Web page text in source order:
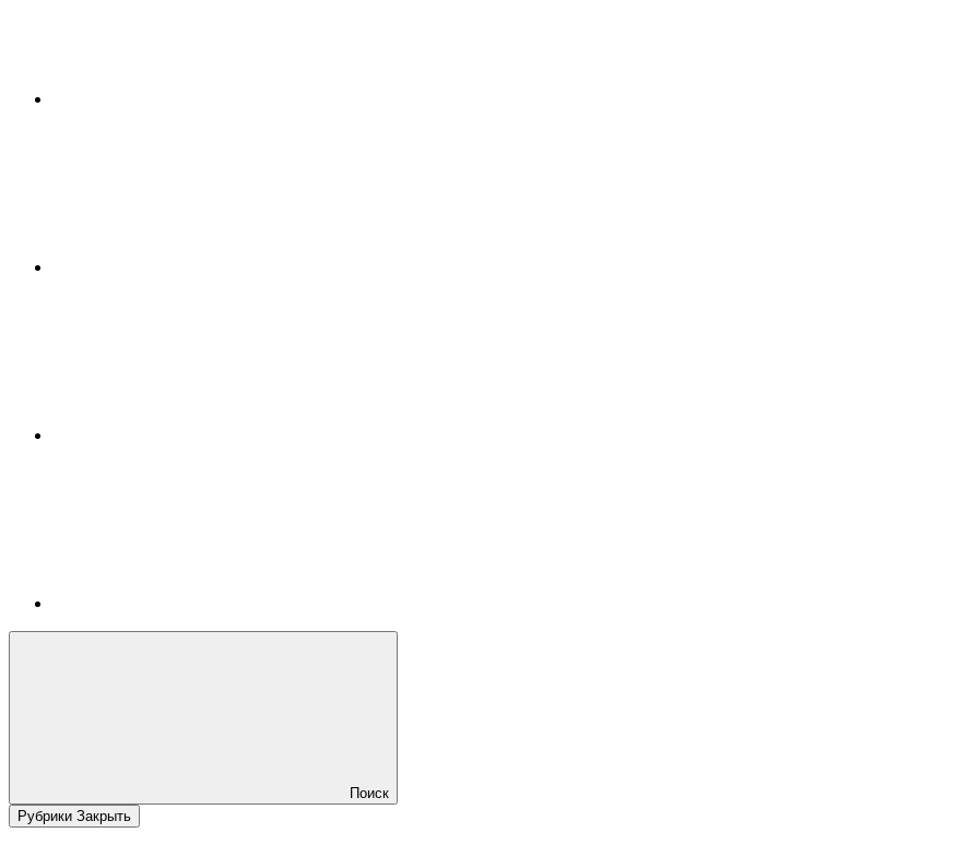
Поиск
Рубрики Закрыть